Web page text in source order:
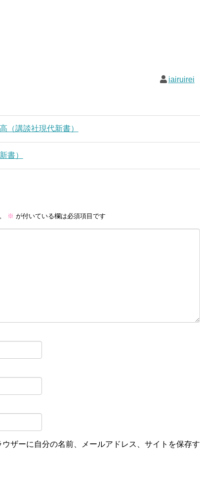
iairuirei
（講談社現代新書）
書）
※ が付いている欄は必須項目です
ザーに自分の名前、メールアドレス、サイトを保存す